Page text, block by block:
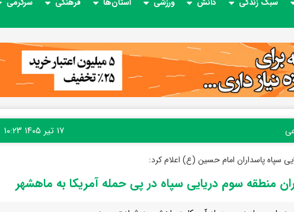
سبک زندگی دانش ورزشی استان‌ها فرهنگی سرگرمی
۱۷ تیر ۱۴۰۵ ۱۰:۲۳
سپاه پاسداران امام حسین (ع) اعلام کرد:
منطقه سوم دریایی سپاه در پی حمله آمریکا به ماهشهر